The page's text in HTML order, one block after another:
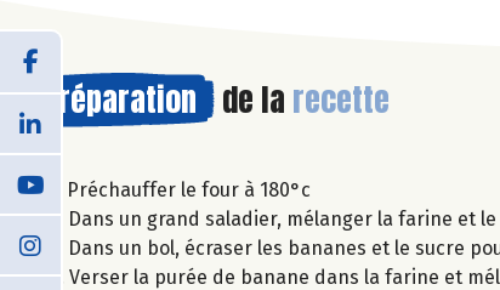
Préparation de la recette
1. Préchauffer le four à 180°c
2. Dans un grand saladier, mélanger la farine et
3. Dans un bol, écraser les bananes et le sucre
4. Verser la purée de banane dans la farine et